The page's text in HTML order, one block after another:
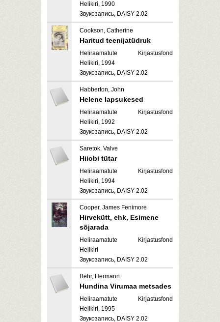
Helikiri, 1990
Звукозапись, DAISY 2.02
Cookson, Catherine
Haritud teenijatüdruk
Heliraamatute Kirjastusfond
Helikiri, 1994
Звукозапись, DAISY 2.02
Habberton, John
Helene lapsukesed
Heliraamatute Kirjastusfond
Helikiri, 1992
Звукозапись, DAISY 2.02
Saretok, Valve
Hiiobi tütar
Heliraamatute Kirjastusfond
Helikiri, 1994
Звукозапись, DAISY 2.02
Cooper, James Fenimore
Hirvekütt, ehk, Esimene
sõjarada
Heliraamatute Kirjastusfond
Helikiri
Звукозапись, DAISY 2.02
Behr, Hermann
Hundina Virumaa metsades
Heliraamatute Kirjastusfond
Helikiri, 1995
Звукозапись, DAISY 2.02